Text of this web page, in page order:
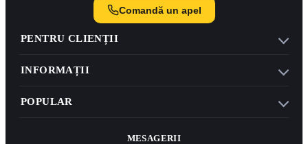
Comandă un apel
PENTRU CLIENȚII
INFORMAȚII
POPULAR
MESAGERII